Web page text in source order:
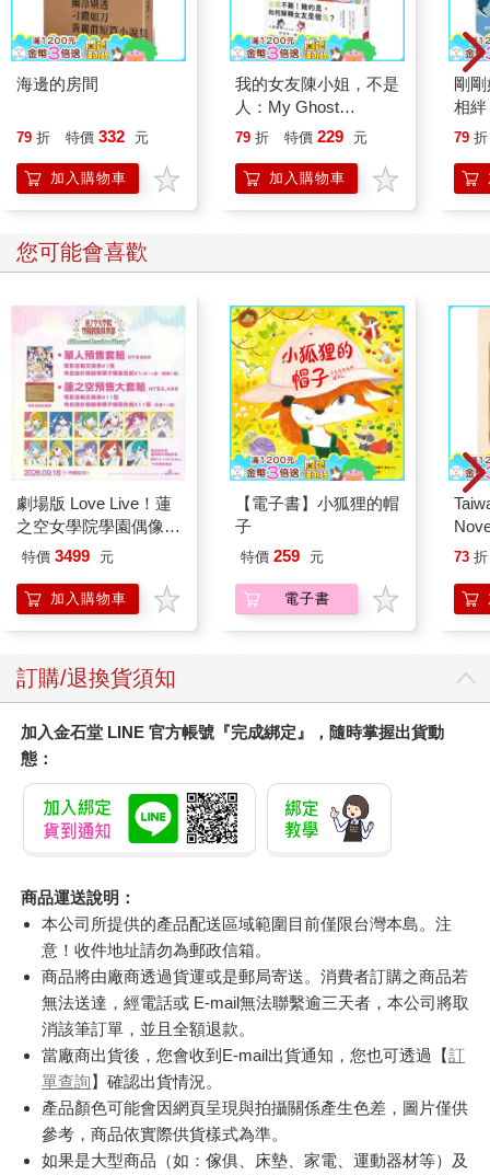
海邊的房間
79 折 特價 332 元
加入購物車
我的女友陳小姐，不是
人：My Ghost
Girlfriend 2
79 折 特價 229 元
加入購物車
剛
相
要
79 折
您可能會喜歡
劇場版 Love Live！蓮
之空女學院學園偶像俱
樂部 Bloom Garden
組
特價 3499 元
加入購物車
【電子書】小狐狸的帽
子
特價 259 元
電子書
73 折
訂購/退換貨須知
加入金石堂 LINE 官方帳號『完成綁定』，隨時掌握出貨動
態：
商品運送說明：
本公司所提供的產品配送區域範圍目前僅限台灣本島。注
意！收件地址請勿為郵政信箱。
商品將由廠商透過貨運或是郵局寄送。消費者訂購之商品若
無法送達，經電話或 E-mail無法聯繫逾三天者，本公司將取
消該筆訂單，並且全額退款。
當廠商出貨後，您會收到E-mail出貨通知，您也可透過【訂
單查詢】確認出貨情況。
產品顏色可能會因網頁呈現與拍攝關係產生色差，圖片僅供
參考，商品依實際供貨樣式為準。
如果是大型商品（如：傢俱、床墊、家電、運動器材等）及